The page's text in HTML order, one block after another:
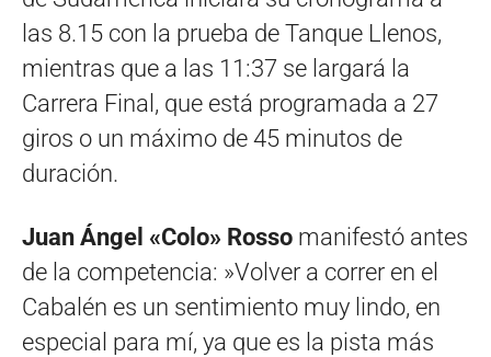
las 8.15 con la prueba de Tanque Llenos,
mientras que a las 11:37 se largará la
Carrera Final, que está programada a 27
giros o un máximo de 45 minutos de
duración.
Juan Ángel «Colo» Rosso manifestó antes
de la competencia: »Volver a correr en el
Cabalén es un sentimiento muy lindo, en
especial para mí, ya que es la pista más